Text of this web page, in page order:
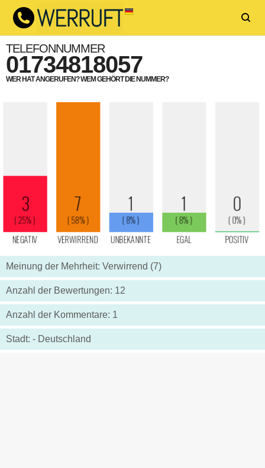
TELEFONNUMMER
01734818057
WER HAT ANGERUFEN? WEM GEHÖRT DIE NUMMER?
Meinung der Mehrheit: Verwirrend (7)
Anzahl der Bewertungen: 12
Anzahl der Kommentare: 1
Stadt: - Deutschland